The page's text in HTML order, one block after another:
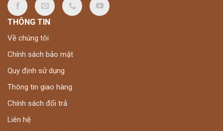
THÔNG TIN
Về chúng tôi
Chính sách bảo mật
Quy định sử dụng
Thông tin giao hàng
Chính sách đổi trả
Liên hệ